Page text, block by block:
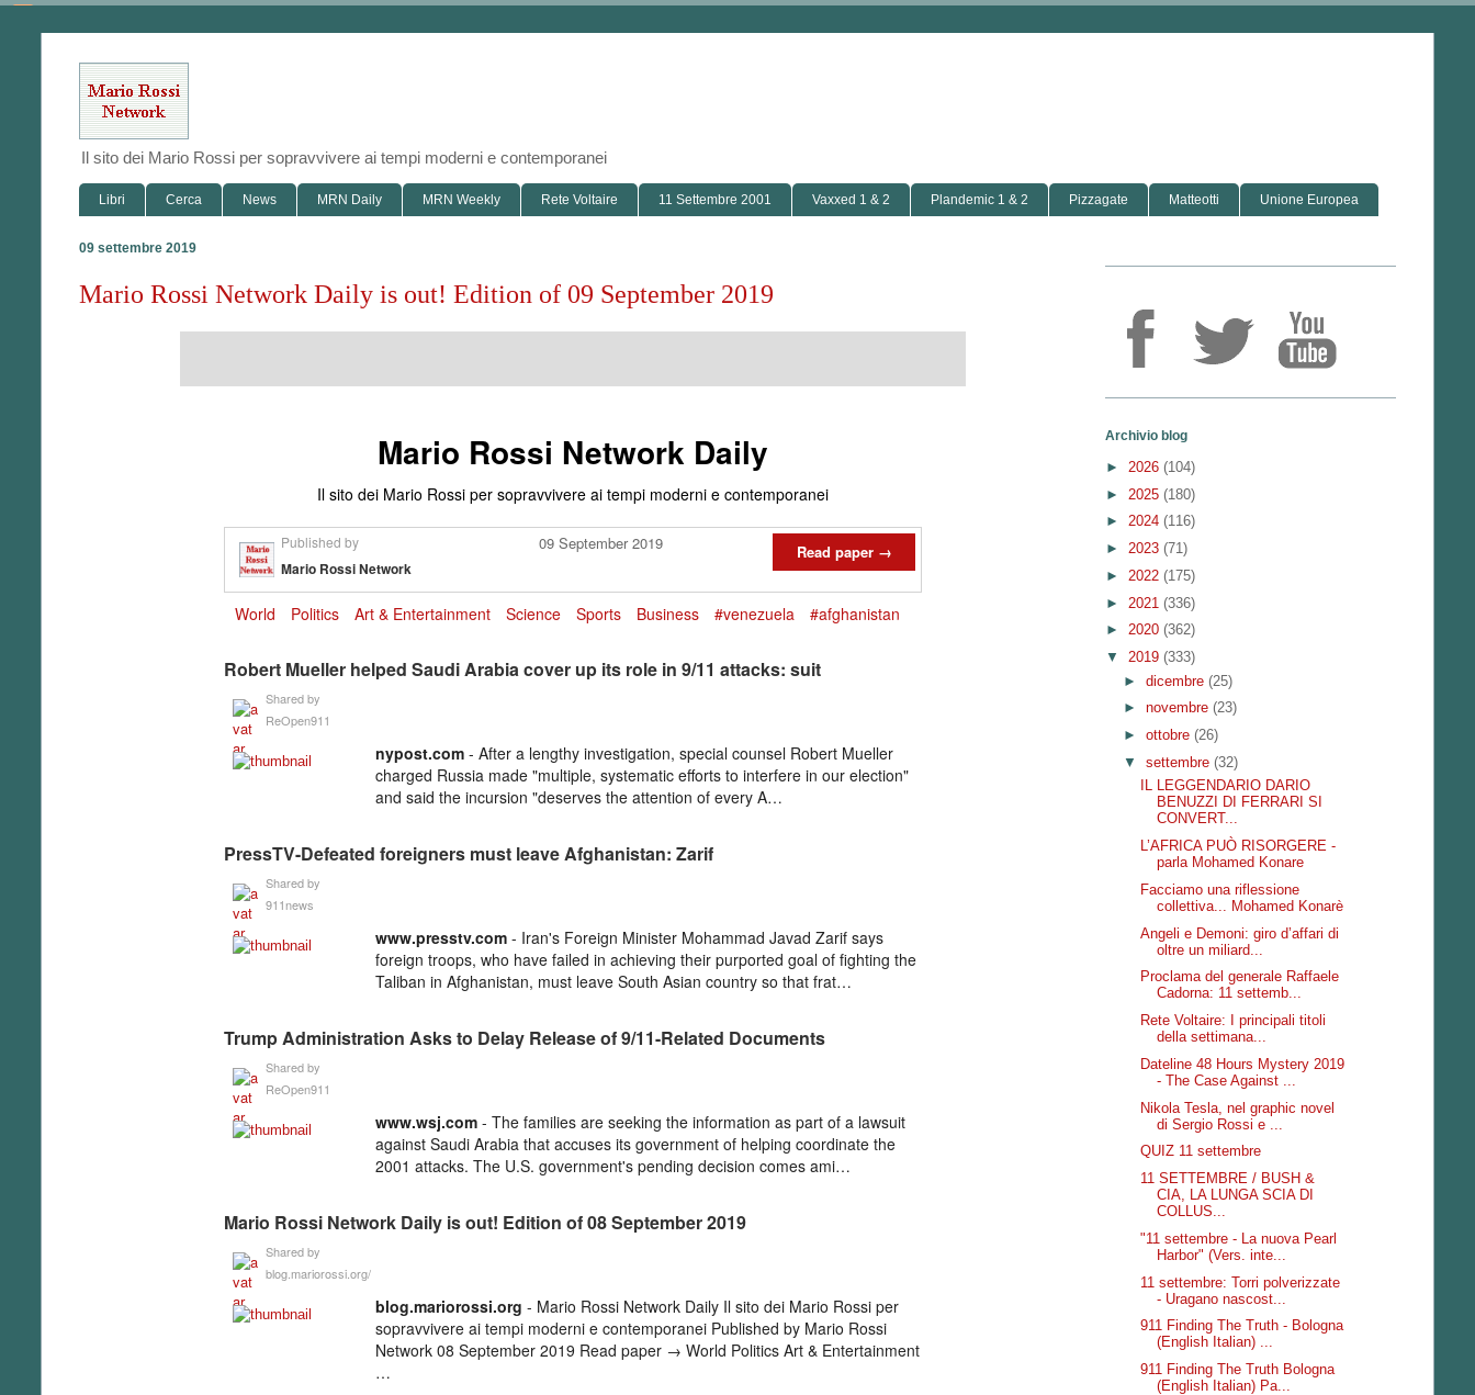
Il sito dei Mario Rossi per sopravvivere ai tempi moderni e contemporanei
Libri Cerca News MRN Daily MRN Weekly Rete Voltaire 11 Settembre 2001 Vaxxed 1 & 2 Plandemic 1 & 2 Pizzagate Matteotti Unione Europea
09 settembre 2019
Mario Rossi Network Daily is out! Edition of 09 September 2019
Mario Rossi Network Daily
Il sito dei Mario Rossi per sopravvivere ai tempi moderni e contemporanei
Published by
Mario Rossi Network
09 September 2019 Read paper →
World Politics Art & Entertainment Science Sports Business #venezuela #afghanistan
Robert Mueller helped Saudi Arabia cover up its role in 9/11 attacks: suit
Shared by
ReOpen911
nypost­.com - After a lengthy investigation, special counsel Robert Mueller
charged Russia made "multiple, systematic efforts to interfere in our election"
and said the incursion "deserves the attention of every A…
PressTV-Defeated foreigners must leave Afghanistan: Zarif
Shared by
911news
www­.presstv­.com - Iran's Foreign Minister Mohammad Javad Zarif says
foreign troops, who have failed in achieving their purported goal of fighting the
Taliban in Afghanistan, must leave South Asian country so that frat…
Trump Administration Asks to Delay Release of 9/11-Related Documents
Shared by
ReOpen911
www­.wsj­.com - The families are seeking the information as part of a lawsuit
against Saudi Arabia that accuses its government of helping coordinate the
2001 attacks. The U.S. government's pending decision comes ami…
Mario Rossi Network Daily is out! Edition of 08 September 2019
Shared by
blog.mariorossi.org/
blog­.mariorossi­.org - Mario Rossi Network Daily Il sito dei Mario Rossi per
sopravvivere ai tempi moderni e contemporanei Published by Mario Rossi
Network 08 September 2019 Read paper → World Politics Art & Entertainment
…
Archivio blog
► 2026 (104)
► 2025 (180)
► 2024 (116)
► 2023 (71)
► 2022 (175)
► 2021 (336)
► 2020 (362)
▼ 2019 (333)
► dicembre (25)
► novembre (23)
► ottobre (26)
▼ settembre (32)
IL LEGGENDARIO DARIO
BENUZZI DI FERRARI SI
CONVERT...
L’AFRICA PUÒ RISORGERE -
parla Mohamed Konare
Facciamo una riflessione
collettiva... Mohamed Konarè
Angeli e Demoni: giro d’affari di
oltre un miliard...
Proclama del generale Raffaele
Cadorna: 11 settemb...
Rete Voltaire: I principali titoli
della settimana...
Dateline 48 Hours Mystery 2019
- The Case Against ...
Nikola Tesla, nel graphic novel
di Sergio Rossi e ...
QUIZ 11 settembre
11 SETTEMBRE / BUSH &
CIA, LA LUNGA SCIA DI
COLLUS...
"11 settembre - La nuova Pearl
Harbor" (Vers. inte...
11 settembre: Torri polverizzate
- Uragano nascost...
911 Finding The Truth - Bologna
(English Italian) ...
911 Finding The Truth Bologna
(English Italian) Pa...